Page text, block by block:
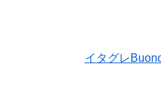
イタグレ